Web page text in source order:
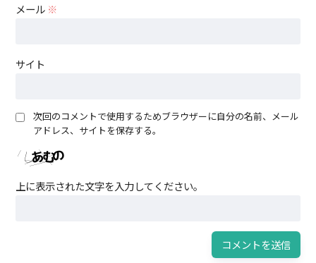
メール ※
サイト
次回のコメントで使用するためブラウザーに自分の名前、メール
アドレス、サイトを保存する。
上に表示された文字を入力してください。